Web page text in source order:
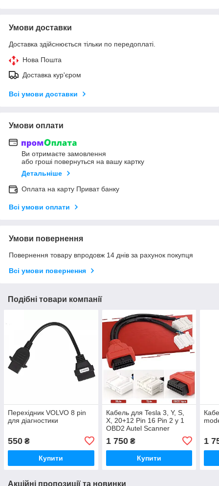
Умови доставки
Доставка здійснюється тільки по передоплаті.
Нова Пошта
Доставка кур'єром
Всі умови доставки
Умови оплати
Ви отримаєте замовлення
або гроші повернуться на вашу картку
Детальніше
Оплата на карту Приват банку
Всі умови оплати
Умови повернення
Повернення товару впродовж 14 днів за рахунок покупця
Всі умови повернення
Подібні товари компанії
Перехідник VOLVO 8 pin
для діагностики
550 ₴
Купити
Кабель для Tesla 3, Y, S,
X, 20+12 Pin 16 Pin 2 у 1
OBD2 Autel Scanner
1 750₴
Купити
1
Акційні пропозиції та новинки